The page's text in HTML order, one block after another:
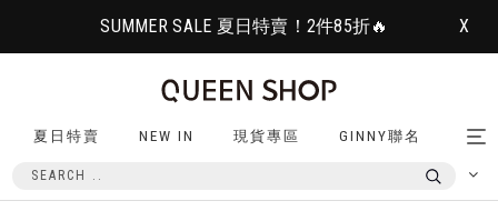
SUMMER SALE 夏日特賣！2件85折🔥 X
夏日特賣 NEW IN 現貨專區 GINNY聯名